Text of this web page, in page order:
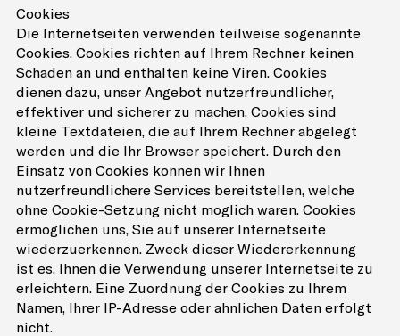
Cookies
Die Internetseiten verwenden teilweise sogenannte
Cookies. Cookies richten auf Ihrem Rechner keinen
Schaden an und enthalten keine Viren. Cookies
dienen dazu, unser Angebot nutzerfreundlicher,
effektiver und sicherer zu machen. Cookies sind
kleine Textdateien, die auf Ihrem Rechner abgelegt
werden und die Ihr Browser speichert. Durch den
Einsatz von Cookies können wir Ihnen
nutzerfreundlichere Services bereitstellen, welche
ohne Cookie-Setzung nicht möglich wären. Cookies
ermöglichen uns, Sie auf unserer Internetseite
wiederzuerkennen. Zweck dieser Wiedererkennung
ist es, Ihnen die Verwendung unserer Internetseite zu
erleichtern. Eine Zuordnung der Cookies zu Ihrem
Namen, Ihrer IP-Adresse oder ähnlichen Daten erfolgt
nicht.